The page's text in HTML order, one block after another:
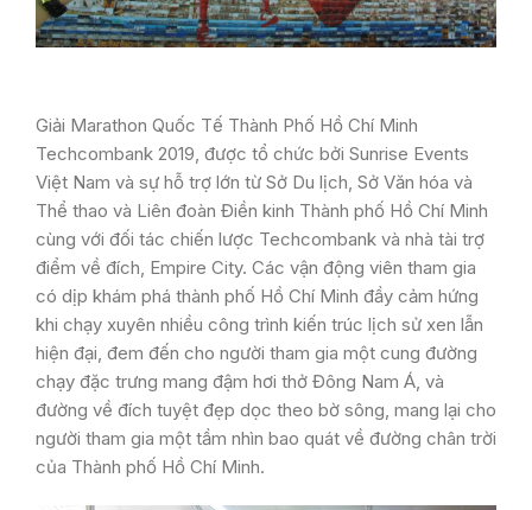
Giải Marathon Quốc Tế Thành Phố Hồ Chí Minh
Techcombank 2019, được tổ chức bởi Sunrise Events
Việt Nam và sự hỗ trợ lớn từ Sở Du lịch, Sở Văn hóa và
Thể thao và Liên đoàn Điền kinh Thành phố Hồ Chí Minh
cùng với đối tác chiến lược Techcombank và nhà tài trợ
điểm về đích, Empire City. Các vận động viên tham gia
có dịp khám phá thành phố Hồ Chí Minh đầy cảm hứng
khi chạy xuyên nhiều công trình kiến trúc lịch sử xen lẫn
hiện đại, đem đến cho người tham gia một cung đường
chạy đặc trưng mang đậm hơi thở Đông Nam Á, và
đường về đích tuyệt đẹp dọc theo bờ sông, mang lại cho
người tham gia một tầm nhìn bao quát về đường chân trời
của Thành phố Hồ Chí Minh.